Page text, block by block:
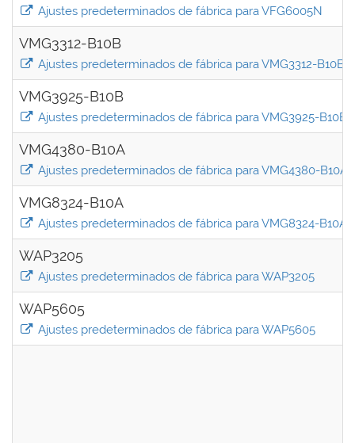
Ajustes predeterminados de fábrica para VFG6005N
VMG3312-B10B
Ajustes predeterminados de fábrica para VMG3312-B10B
VMG3925-B10B
Ajustes predeterminados de fábrica para VMG3925-B10B
VMG4380-B10A
Ajustes predeterminados de fábrica para VMG4380-B10A
VMG8324-B10A
Ajustes predeterminados de fábrica para VMG8324-B10A
WAP3205
Ajustes predeterminados de fábrica para WAP3205
WAP5605
Ajustes predeterminados de fábrica para WAP5605